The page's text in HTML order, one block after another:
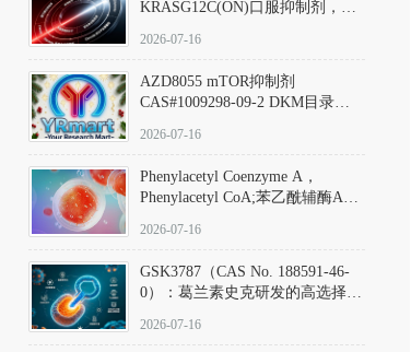
KRASG12C(ON)口服抑制剂，
(Elironrasib)CAS#2641998-63-0
2026-07-16
AZD8055 mTOR抑制剂
CAS#1009298-09-2 DKM目录号
激酶抑制剂的深度剖析
2026-07-16
Phenylacetyl Coenzyme A，
Phenylacetyl CoA;苯乙酰辅酶A
2026-07-16
GSK3787（CAS No. 188591-46-
0）：葛兰素史克研发的高选择
抗剂，被广泛视为研究PPARδ核
2026-07-16